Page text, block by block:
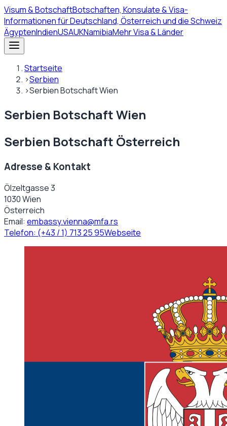
Visum& BotschaftBotschaften, Konsulate & Visa-
Informationen für Deutschland, Österreich und die Schweiz
ÄgyptenIndienUSAUKNamibiaMehr Visa & Länder
Startseite
›Serbien
›Serbien Botschaft Wien
Serbien Botschaft Wien
Serbien Botschaft Österreich
Adresse & Kontakt
Ölzeltgasse 3
1030 Wien
Österreich
Email: embassy.vienna@mfa.rs
Telefon: (+43 / 1) 713 25 95Webseite